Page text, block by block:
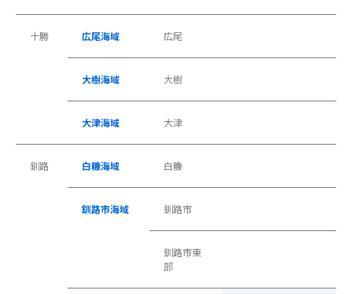
十勝 広尾海域 広尾
大樹海域 大樹
大津海域 大津
釧路 白糠海域 白糠
釧路市海域 釧路市
釧路市東
部